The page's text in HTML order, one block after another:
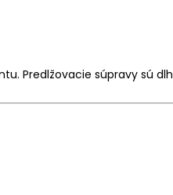
Predlžovacie súpravy sú